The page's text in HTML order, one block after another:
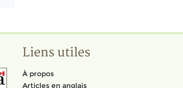
Liens utiles
À propos
Articles en anglais